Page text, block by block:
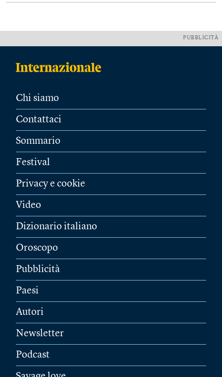
PUBBLICITÀ
Chi siamo
Contattaci
Sommario
Festival
Privacy e cookie
Video
Dizionario italiano
Oroscopo
Pubblicità
Paesi
Autori
Newsletter
Podcast